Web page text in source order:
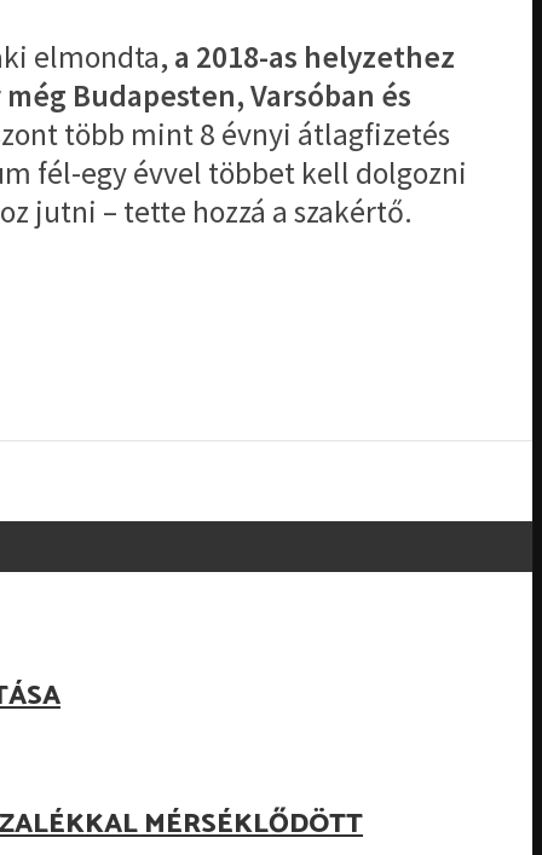
elmondta,a 2018-as helyzethez
Budapesten, Varsóban és
több mint 8 évnyi átlagfizetés
fél-egy évvel többet kell dolgozni
jutni – tette hozzá a szakértő.
MÉRSÉKLŐDÖTT